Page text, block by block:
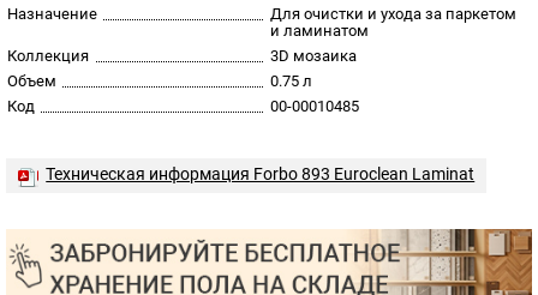
Назначение
Для очистки и ухода за паркетом
и ламинатом
Коллекция
3D мозаика
Объем
0.75 л
Код
00-00010485
Техническая информация Forbo 893 Euroclean Laminat